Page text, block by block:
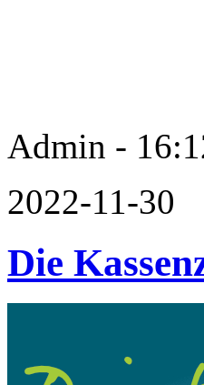
Admin -
2022-11-30
Die